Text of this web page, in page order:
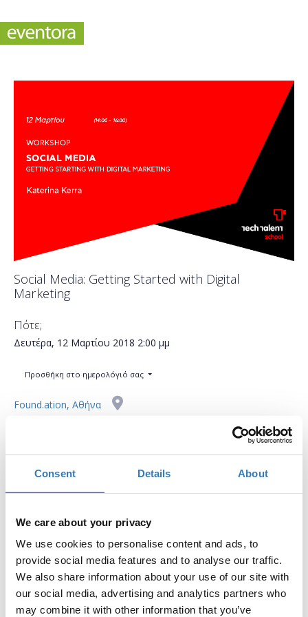
Consent Details About
We care about your privacy
We use cookies to personalise content and ads, to
provide social media features and to analyse our traffic.
We also share information about your use of our site with
our social media, advertising and analytics partners who
may combine it with other information that you’ve
Social Media: Getting Started with Digital
Marketing
Πότε;
Δευτέρα, 12 Μαρτίου 2018 2:00 μμ
Προσθήκη στο ημερολόγιό σας
Found.ation, Αθήνα
Το workshop έχει στόχο να δώσει την δυνατότητα
στους συμμετέχοντες να εκπαιδευτούν στη χρήση
σημαντικών μέσων κοινωνικής δικτύωσης, να
μάθουν τον τρόπο μέτρησης της
αποτελεσματικότητας του Digital Marketing και να